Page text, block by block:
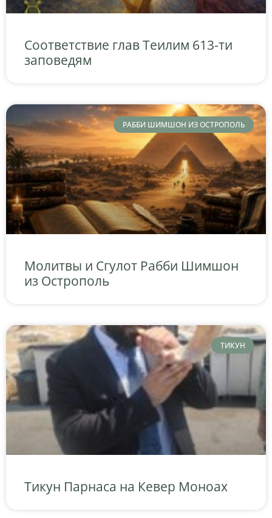
Соответствие глав Теилим 613-ти
заповедям
РАББИ ШИМШОН ИЗ ОСТРОПОЛЬ
Молитвы и Сгулот Рабби Шимшон
из Острополь
ТИКУН
Тикун Парнаса на Кевер Моноах